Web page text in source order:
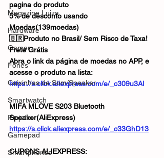
Magazine Luiza
Hardware
Gamer
Fones
Caixinhas de Som/Speaker
Smartwatch
Projetor
Gamepad
Smartphones
pagina do produto
5% de desconto usando
Moedas(139moedas)
🇧🇷Produto no Brasil/ Sem Risco de Taxa!
Frete Grátis
Abra o link da página de moedas no APP, e
acesse o produto na lista:
https://s.click.aliexpress.com/e/_c309u3Al
MIFA MLOVE S203 Bluetooth
Speaker(AliExpress)
https://s.click.aliexpress.com/e/_c33GhD13
CUPONS ALIEXPRESS: